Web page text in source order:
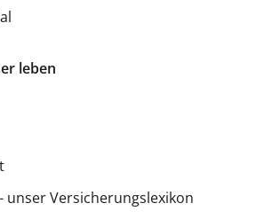
leben
unser Versicherungslexikon